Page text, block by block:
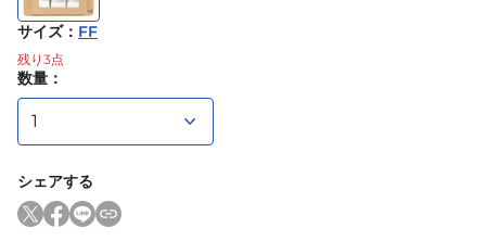
サイズ： FF
残り 3点
数量：
シェアする